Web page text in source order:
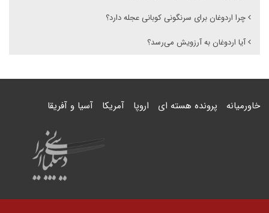
چرا اردوغان برای سرنگونی کوبانی عجله دارد؟
آیا اردوغان به آرزویش می‌رسد؟
خاورمیانه پرونده هسته ای اروپا آمریکا آسیا و آفریقا